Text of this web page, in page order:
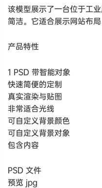
该模型展示了一台位于工
简洁。它适合展示网站布
产品特性
1 PSD 带智能对象
快速简便的定制
真实渲染与贴图
非常适合光线
可自定义背景颜色
可自定义背景对象
包含内容
PSD 文件
预览 jpg